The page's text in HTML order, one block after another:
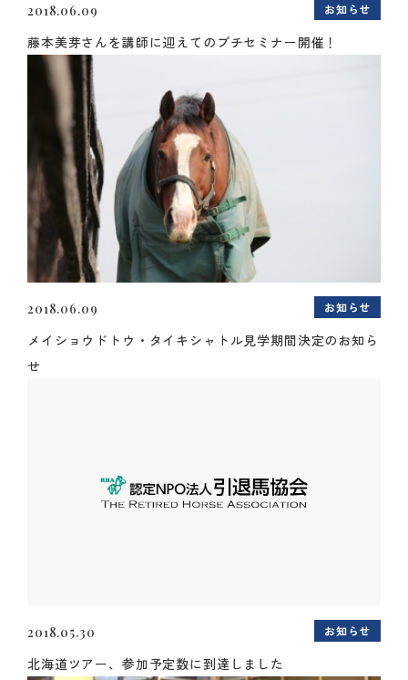
2018.06.09 お知らせ
藤本美芽さんを講師に迎えてのプチセミナー開催！
2018.06.09 お知らせ
メイショウドトウ・タイキシャトル見学期間決定のお知ら
せ
2018.05.30 お知らせ
北海道ツアー、参加予定数に到達しました